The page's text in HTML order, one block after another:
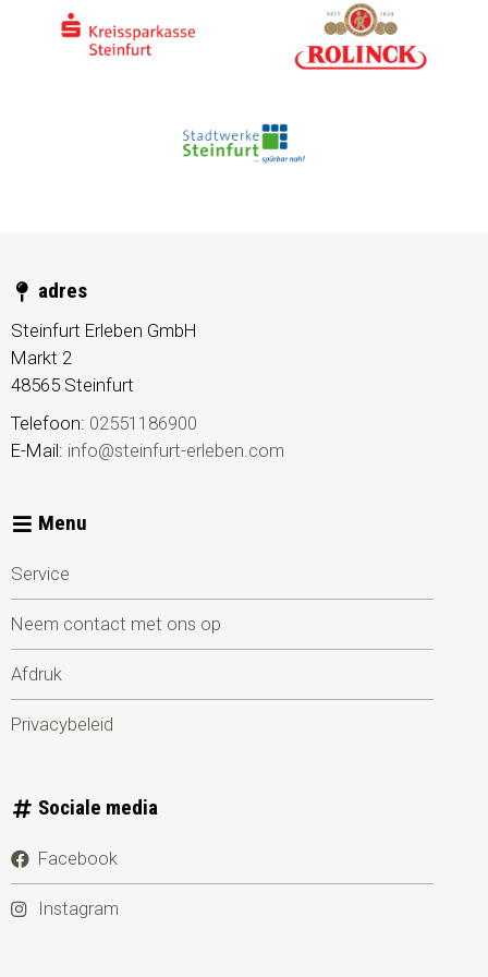
adres
Steinfurt Erleben GmbH
Markt 2
48565 Steinfurt
Telefoon: 02551186900
E-Mail: info@steinfurt-erleben.com
Menu
Service
Neem contact met ons op
Afdruk
Privacybeleid
Sociale media
Facebook
Instagram